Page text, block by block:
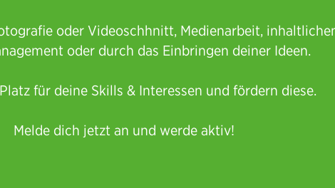
oder Videoschhnitt, Medienarbeit,
oder durch das Einbringen deiner Ideen.
für deine Skills & Interessen und fördern diese.
Melde dich jetzt an und werde aktiv!